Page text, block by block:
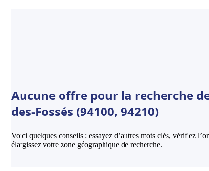
Aucune offre pour la recherche
des-Fossés (94100, 94210)
Voici quelques conseils : essayez d’autres mots clés, vérifiez
élargissez votre zone géographique de recherche.